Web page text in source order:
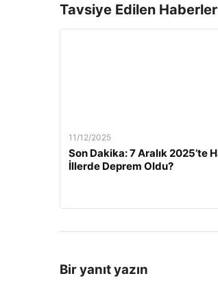
Tavsiye Edilen Haberler
11/12/2025
Son Dakika: 7 Aralık 2025’te
İllerde Deprem Oldu?
Bir yanıt yazın